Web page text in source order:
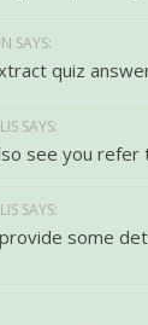
SAYS:
quiz
SAYS:
see you refer
SAYS:
some